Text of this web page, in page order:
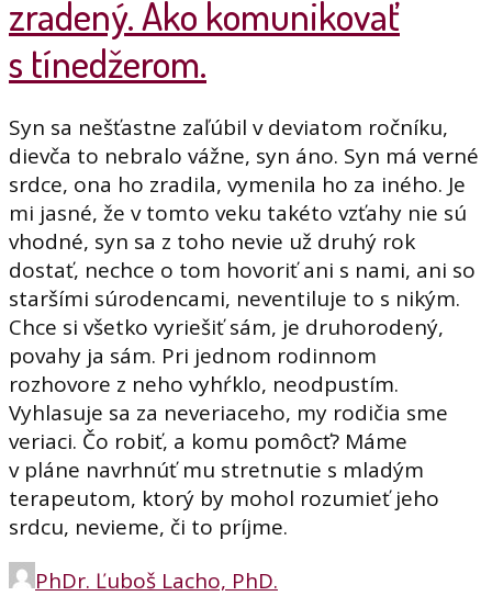
zradený. Ako komunikovať
s tínedžerom.
Syn sa nešťastne zaľúbil v deviatom ročníku,
dievča to nebralo vážne, syn áno. Syn má verné
srdce, ona ho zradila, vymenila ho za iného. Je
mi jasné, že v tomto veku takéto vzťahy nie sú
vhodné, syn sa z toho nevie už druhý rok
dostať, nechce o tom hovoriť ani s nami, ani so
staršími súrodencami, neventiluje to s nikým.
Chce si všetko vyriešiť sám, je druhorodený,
povahy ja sám. Pri jednom rodinnom
rozhovore z neho vyhŕklo, neodpustím.
Vyhlasuje sa za neveriaceho, my rodičia sme
veriaci. Čo robiť, a komu pomôcť? Máme
v pláne navrhnúť mu stretnutie s mladým
terapeutom, ktorý by mohol rozumieť jeho
srdcu, nevieme, či to príjme.
PhDr. Ľuboš Lacho, PhD.